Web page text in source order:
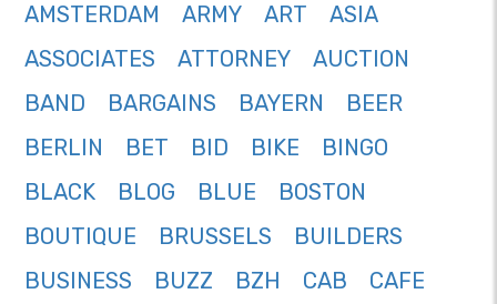
AMSTERDAM
ARMY ART
ASIA
ASSOCIATES
ATTORNEY
AUCTION
BAND
BARGAINS BAYERN
BEER
BERLIN
BET BID BIKE
BINGO
BLACK
BLOG BLUE
BOSTON
BOUTIQUE
BRUSSELS
BUILDERS
BUSINESS
BUZZ BZH CAB
CAFE